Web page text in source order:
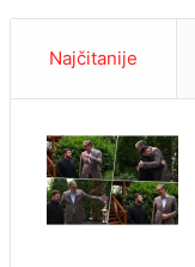
Najčitanije